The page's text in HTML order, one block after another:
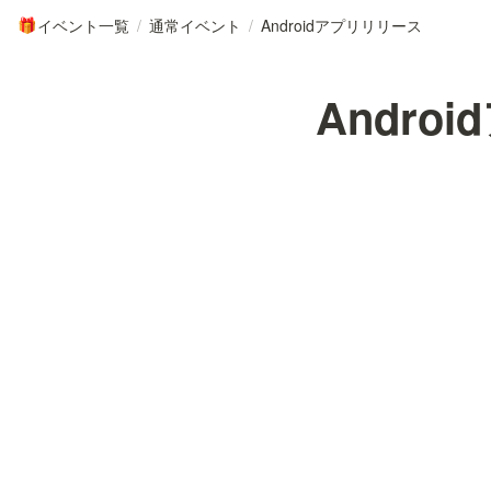
🎁イベント一覧 / 通常イベント / Androidアプリリリース
Android